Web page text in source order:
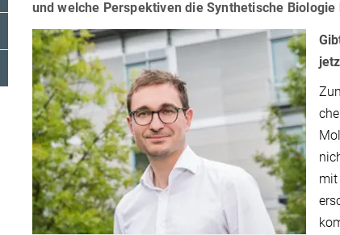
und welche Perspektiven die Synthetische Biologie
mit